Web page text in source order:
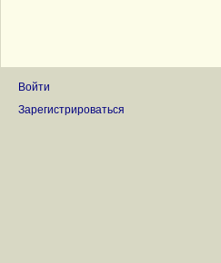
Войти
Зарегистрироваться